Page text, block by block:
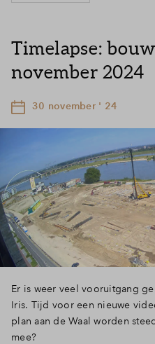
Timelapse:
november 2024
30 november ' 24
Er is weer veel vooruitgang
Iris. Tijd voor een nieuwe
plan aan de Waal worden
mee?